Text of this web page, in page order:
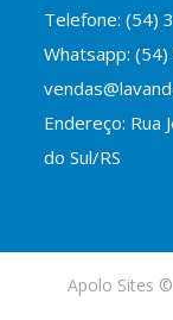
Telefone: (54)
Whatsapp:
Endereço: Rua
do Sul/RS
Apolo Sites